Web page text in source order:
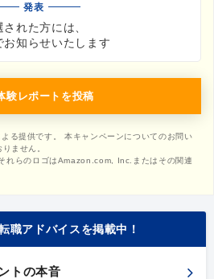
発表
された方には、
お知らせいたします
験レポートを投稿
る提供です。 本キャンペーンについてのお問い
ません。
らのロゴはAmazon.com, Inc.またはその関連
職アドバイスを掲載中！
トの本音